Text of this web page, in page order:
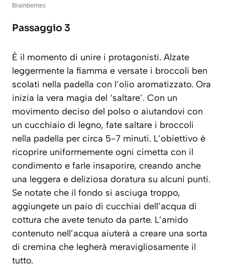
Passaggio 3
È il momento di unire i protagonisti. Alzate
leggermente la fiamma e versate i broccoli ben
scolati nella padella con l’olio aromatizzato. Ora
inizia la vera magia del ‘saltare’. Con un
movimento deciso del polso o aiutandovi con
un cucchiaio di legno, fate saltare i broccoli
nella padella per circa 5-7 minuti. L’obiettivo è
ricoprire uniformemente ogni cimetta con il
condimento e farle insaporire, creando anche
una leggera e deliziosa doratura su alcuni punti.
Se notate che il fondo si asciuga troppo,
aggiungete un paio di cucchiai dell’acqua di
cottura che avete tenuto da parte. L’amido
contenuto nell’acqua aiuterà a creare una sorta
di cremina che legherà meravigliosamente il
tutto.